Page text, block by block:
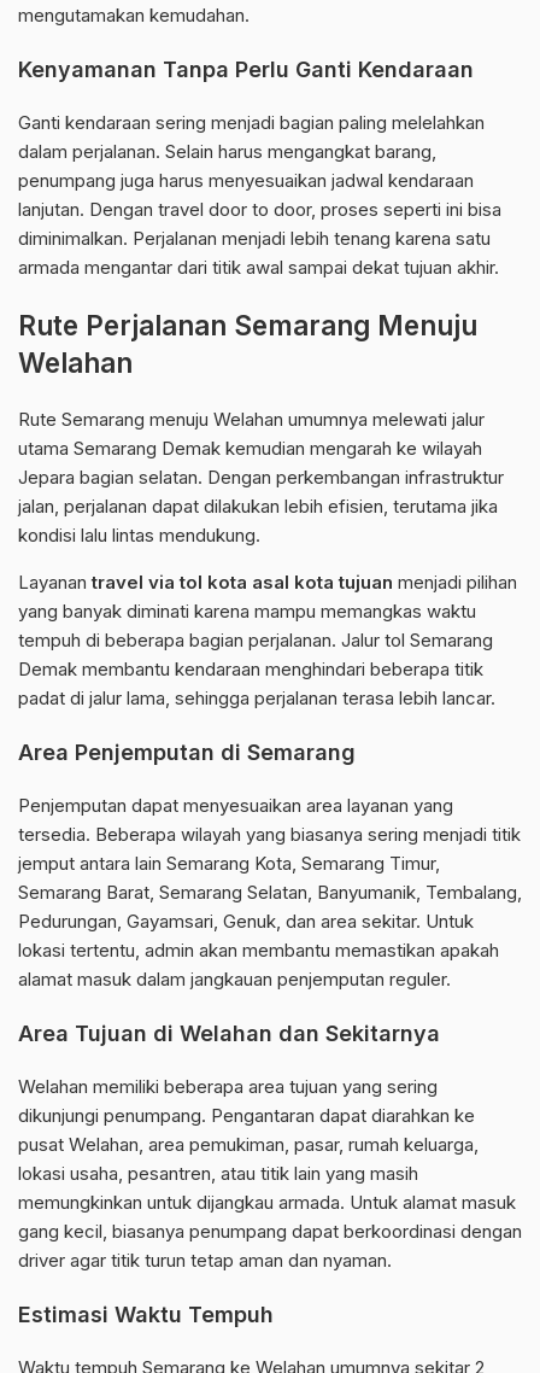
mengutamakan kemudahan.
Kenyamanan Tanpa Perlu Ganti Kendaraan
Ganti kendaraan sering menjadi bagian paling melelahkan
dalam perjalanan. Selain harus mengangkat barang,
penumpang juga harus menyesuaikan jadwal kendaraan
lanjutan. Dengan travel door to door, proses seperti ini bisa
diminimalkan. Perjalanan menjadi lebih tenang karena satu
armada mengantar dari titik awal sampai dekat tujuan akhir.
Rute Perjalanan Semarang Menuju
Welahan
Rute Semarang menuju Welahan umumnya melewati jalur
utama Semarang Demak kemudian mengarah ke wilayah
Jepara bagian selatan. Dengan perkembangan infrastruktur
jalan, perjalanan dapat dilakukan lebih efisien, terutama jika
kondisi lalu lintas mendukung.
Layanantravel via tol kota asal kota tujuan menjadi pilihan
yang banyak diminati karena mampu memangkas waktu
tempuh di beberapa bagian perjalanan. Jalur tol Semarang
Demak membantu kendaraan menghindari beberapa titik
padat di jalur lama, sehingga perjalanan terasa lebih lancar.
Area Penjemputan di Semarang
Penjemputan dapat menyesuaikan area layanan yang
tersedia. Beberapa wilayah yang biasanya sering menjadi titik
jemput antara lain Semarang Kota, Semarang Timur,
Semarang Barat, Semarang Selatan, Banyumanik, Tembalang,
Pedurungan, Gayamsari, Genuk, dan area sekitar. Untuk
lokasi tertentu, admin akan membantu memastikan apakah
alamat masuk dalam jangkauan penjemputan reguler.
Area Tujuan di Welahan dan Sekitarnya
Welahan memiliki beberapa area tujuan yang sering
dikunjungi penumpang. Pengantaran dapat diarahkan ke
pusat Welahan, area pemukiman, pasar, rumah keluarga,
lokasi usaha, pesantren, atau titik lain yang masih
memungkinkan untuk dijangkau armada. Untuk alamat masuk
gang kecil, biasanya penumpang dapat berkoordinasi dengan
driver agar titik turun tetap aman dan nyaman.
Estimasi Waktu Tempuh
Waktu tempuh Semarang ke Welahan umumnya sekitar 2